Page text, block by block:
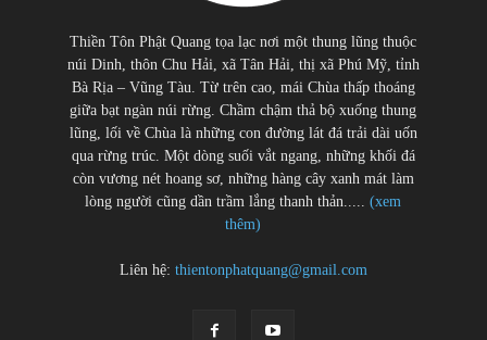
Thiền Tôn Phật Quang tọa lạc nơi một thung lũng thuộc
núi Dinh, thôn Chu Hải, xã Tân Hải, thị xã Phú Mỹ, tỉnh
Bà Rịa – Vũng Tàu. Từ trên cao, mái Chùa thấp thoáng
giữa bạt ngàn núi rừng. Chầm chậm thả bộ xuống thung
lũng, lối về Chùa là những con đường lát đá trải dài uốn
qua rừng trúc. Một dòng suối vắt ngang, những khối đá
còn vương nét hoang sơ, những hàng cây xanh mát làm
lòng người cũng dần trầm lắng thanh thản.....(xem
thêm)
Liên hệ: thientonphatquang@gmail.com